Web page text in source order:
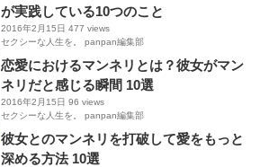
が実践している10つのこと
2016年2月15日 477 views
セクシーな人生を。 panpan編集部
恋愛におけるマンネリとは？彼女がマン
ネリだと感じる瞬間 10選
2016年2月15日 96 views
セクシーな人生を。 panpan編集部
彼女とのマンネリを打破して愛をもっと
深める方法 10選